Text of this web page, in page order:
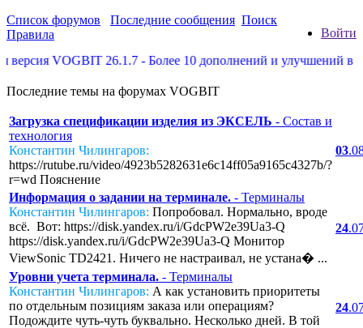
Войти
Список форумов Последние сообщения Поиск
Правила
VOGBIT 26.1.7 - Более 10 дополнений и улучшений в
Последние темы на форумах VOGBIT
Загрузка спецификации изделия из ЭКСЕЛЬ - Состав и
технология
Константин Чилингаров:
https://rutube.ru/video/4923b5282631e6c14ff05a9165c4327b/?
r=wd Пояснение
03
Информация о задании на терминале. - Терминалы
Константин Чилингаров: Попробовал. Нормально, вроде
всё. Вот: https://disk.yandex.ru/i/GdcPW2e39Ua3-Q
https://disk.yandex.ru/i/GdcPW2e39Ua3-Q Монитор
ViewSonic TD2421. Ничего не настраивал, не устана� ...
24
Уровни учета терминала. - Терминалы
Константин Чилингаров: А как установить приоритеты
по отдельным позициям заказа или операциям?
Подождите чуть-чуть буквально. Несколько дней. В той
24